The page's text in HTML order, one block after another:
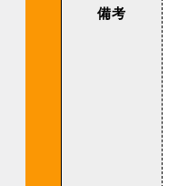
備考